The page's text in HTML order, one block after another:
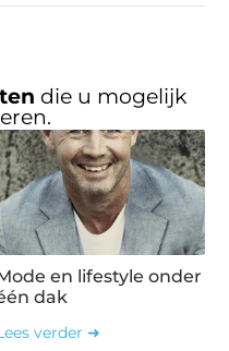
die u mogelijk
en lifestyle onder
dak
verder ➜